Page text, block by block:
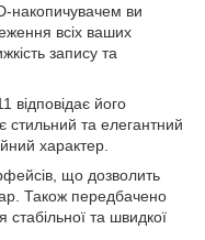
накопичувачем ви
всіх ваших
запису та
відповідає його
та елегантний
характер.
що дозволить
Також передбачено
та швидкої